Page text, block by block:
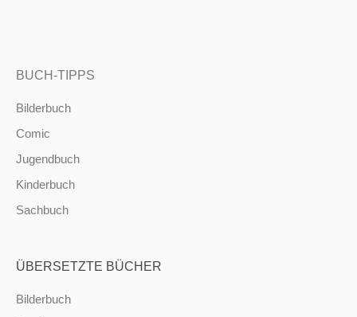
BUCH-TIPPS
Bilderbuch
Comic
Jugendbuch
Kinderbuch
Sachbuch
ÜBERSETZTE BÜCHER
Bilderbuch